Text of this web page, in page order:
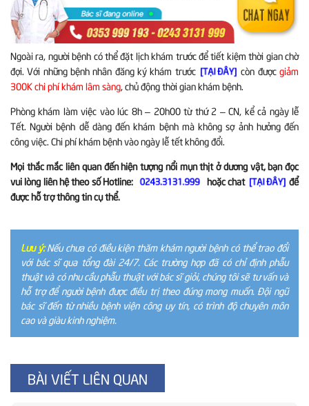
Ngoài ra, người bệnh có thể đặt lịch khám trước để tiết kiệm thời gian chờ
đợi. Với những bệnh nhân đăng ký khám trước [TẠI ĐÂY] còn đượcgiảm
300K chi phí khám lâm sàng, chủ động thời gian khám bệnh.
Phòng khám làm việc vào lúc 8h – 20h00 từ thứ 2 – CN, kể cả ngày lễ
Tết. Người bệnh dễ dàng đến khám bệnh mà không sợ ảnh hưởng đến
công việc. Chi phí khám bệnh vào ngày lễ tết không đổi.
Mọi thắc mắc liên quan đến hiện tượng nổi mụn thịt ở dương vật, bạn đọc
vui lòng liên hệ theo số Hotline: 0243.3131.999 hoặc chat [TẠI ĐÂY] để
được hỗ trợ thông tin cụ thể.
Lưu ý:Nếu chưa có điều kiện thăm khám người bệnh có thể trao đổi
với bác sĩ qua tổng đài 24/7. Các trường hợp đã có chỉ định phẫu
thuật và có nhu cầu phẫu thuật với bác sĩ giỏi, chúng tôi sẽ tư vấn và
hỗ trợ để người bệnh được điều trị theo đúng mong muốn. Đội ngũ
bác sĩ đến từ nhiều bệnh viện công uy tín, có trình độ chuyên môn
cao và giàu kinh nghiệm.
BÀI VIẾT LIÊN QUAN